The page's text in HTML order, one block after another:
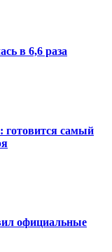
в 6,6 раза
готовится самый
официальные